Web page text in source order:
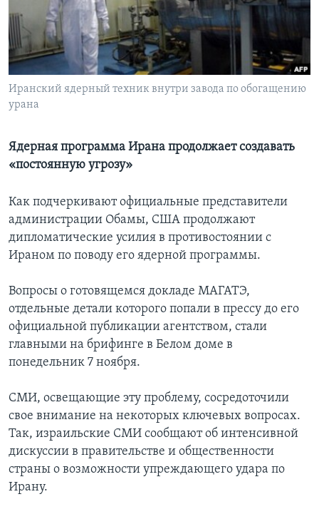
Learning English
СОЦИАЛЬНЫЕ СЕТИ
Иранский ядерный техник внутри завода по обогащению
урана
Ядерная программа Ирана продолжает создавать
«постоянную угрозу»
Как подчеркивают официальные представители
администрации Обамы, США продолжают
дипломатические усилия в противостоянии с
Ираном по поводу его ядерной программы.
Вопросы о готовящемся докладе МАГАТЭ,
отдельные детали которого попали в прессу до его
официальной публикации агентством, стали
главными на брифинге в Белом доме в
понедельник 7 ноября.
СМИ, освещающие эту проблему, сосредоточили
свое внимание на некоторых ключевых вопросах.
Так, израильские СМИ сообщают об интенсивной
дискуссии в правительстве и общественности
страны о возможности упреждающего удара по
Ирану.